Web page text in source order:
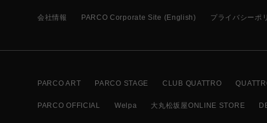
会社情報 PARCO Corporate Site (English) プライバシーポ
PARCO ART PARCO STAGE CLUB QUATTRO
PARCO OFFICIAL Welpa 大丸松坂屋ONLINE STORE